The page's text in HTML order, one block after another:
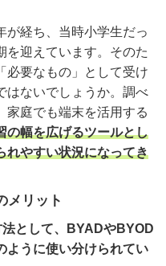
経ち、当時小学生だっ
を迎えています。そのた
必要なもの」として受け
はないでしょうか。調べ
家庭でも端末を活用する
の幅を広げるツールとし
れやすい状況になってき
メリット
として、BYADやBYOD
ように使い分けられてい